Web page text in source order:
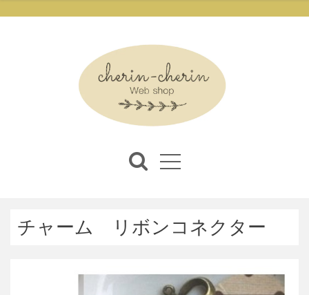
チャーム リボンコネクター